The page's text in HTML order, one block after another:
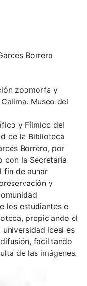
Borrero
zoomorfa y
Museo del
y Fílmico del
de la Biblioteca
Borrero, por
con la Secretaria
fin de aunar
y
los estudiantes e
propiciando el
universidad Icesi es
facilitando
de las imágenes.